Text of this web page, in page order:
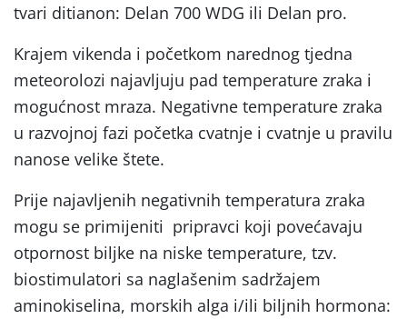
tvari ditianon: Delan 700 WDG ili Delan pro.
Krajem vikenda i početkom narednog tjedna
meteorolozi najavljuju pad temperature zraka i
mogućnost mraza. Negativne temperature zraka
u razvojnoj fazi početka cvatnje i cvatnje u pravilu
nanose velike štete.
Prije najavljenih negativnih temperatura zraka
mogu se primijeniti pripravci koji povećavaju
otpornost biljke na niske temperature, tzv.
biostimulatori sa naglašenim sadržajem
aminokiselina, morskih alga i/ili biljnih hormona: